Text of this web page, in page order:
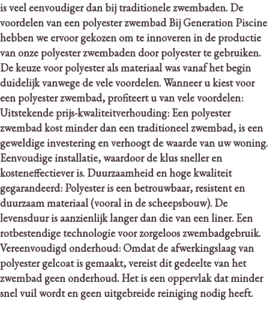
is veel eenvoudiger dan bij traditionele zwembaden. De
voordelen van een polyester zwembad Bij Generation Piscine
hebben we ervoor gekozen om te innoveren in de productie
van onze polyester zwembaden door polyester te gebruiken.
De keuze voor polyester als materiaal was vanaf het begin
duidelijk vanwege de vele voordelen.Wanneer u kiest voor
een polyester zwembad, profiteert u van vele voordelen:
Uitstekende prijs-kwaliteitverhouding: Een polyester
zwembad kost minder dan een traditioneel zwembad, is een
geweldige investering en verhoogt de waarde van uw woning.
Eenvoudige installatie, waardoor de klus sneller en
kosteneffectiever is. Duurzaamheid en hoge kwaliteit
gegarandeerd: Polyester is een betrouwbaar, resistent en
duurzaam materiaal (vooral in de scheepsbouw). De
levensduur is aanzienlijk langer dan die van een liner. Een
rotbestendige technologie voor zorgeloos zwembadgebruik.
Vereenvoudigd onderhoud: Omdat de afwerkingslaag van
polyester gelcoat is gemaakt, vereist dit gedeelte van het
zwembad geen onderhoud. Het is een oppervlak dat minder
snel vuil wordt en geen uitgebreide reiniging nodig heeft.